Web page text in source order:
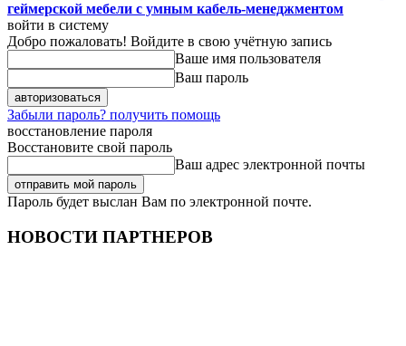
геймерской мебели с умным кабель-менеджментом
войти в систему
Добро пожаловать! Войдите в свою учётную запись
Ваше имя пользователя
Ваш пароль
Забыли пароль? получить помощь
восстановление пароля
Восстановите свой пароль
Ваш адрес электронной почты
Пароль будет выслан Вам по электронной почте.
НОВОСТИ ПАРТНЕРОВ